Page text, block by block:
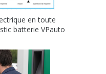
en toute
batterie VPauto